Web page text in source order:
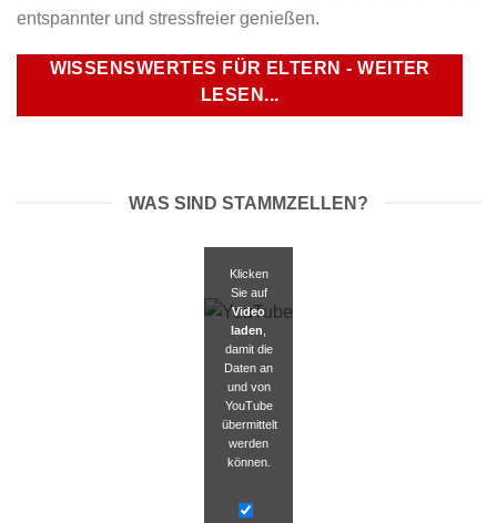
entspannter und stressfreier genießen.
WISSENSWERTES FÜR ELTERN - WEITER
LESEN...
WAS SIND STAMMZELLEN?
Klicken
Sie auf
Video
laden
damit die
Daten an
und von
YouTube
übermittelt
werden
können.